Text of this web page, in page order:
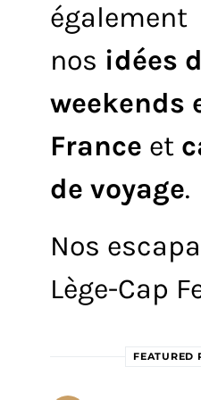
également
nos idées
weekends
France et
de voyage.
Nos
Lège-Cap
FEATURED